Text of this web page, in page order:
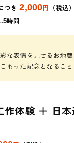
つき2,000 円
（税込）
時間
な表情を見せるお地
もった記念となること
作体験 ＋ 日本